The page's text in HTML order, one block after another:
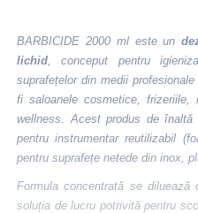
BARBICIDE 2000 ml este un
lichid, conceput pentru
suprafețelor din medii
fi saloanele cosmetice, frizeriile,
wellness. Acest produs de înaltă
pentru instrumentar reutilizabil
pentru suprafețe netede din inox,
Formula concentrată se
soluția de lucru potrivită pentru